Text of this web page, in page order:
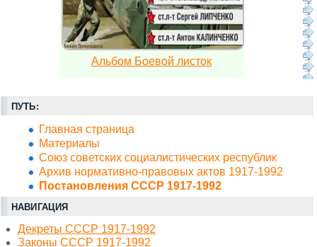
Альбом Боевой листок
ПУТЬ:
Главная страница
Материалы
Союз советских социалистических республик
Архив нормативно-правовых актов 1917-1992
Постановления СССР 1917-1992
НАВИГАЦИЯ
Декреты СССР 1917-1992
Законы СССР 1917-1992